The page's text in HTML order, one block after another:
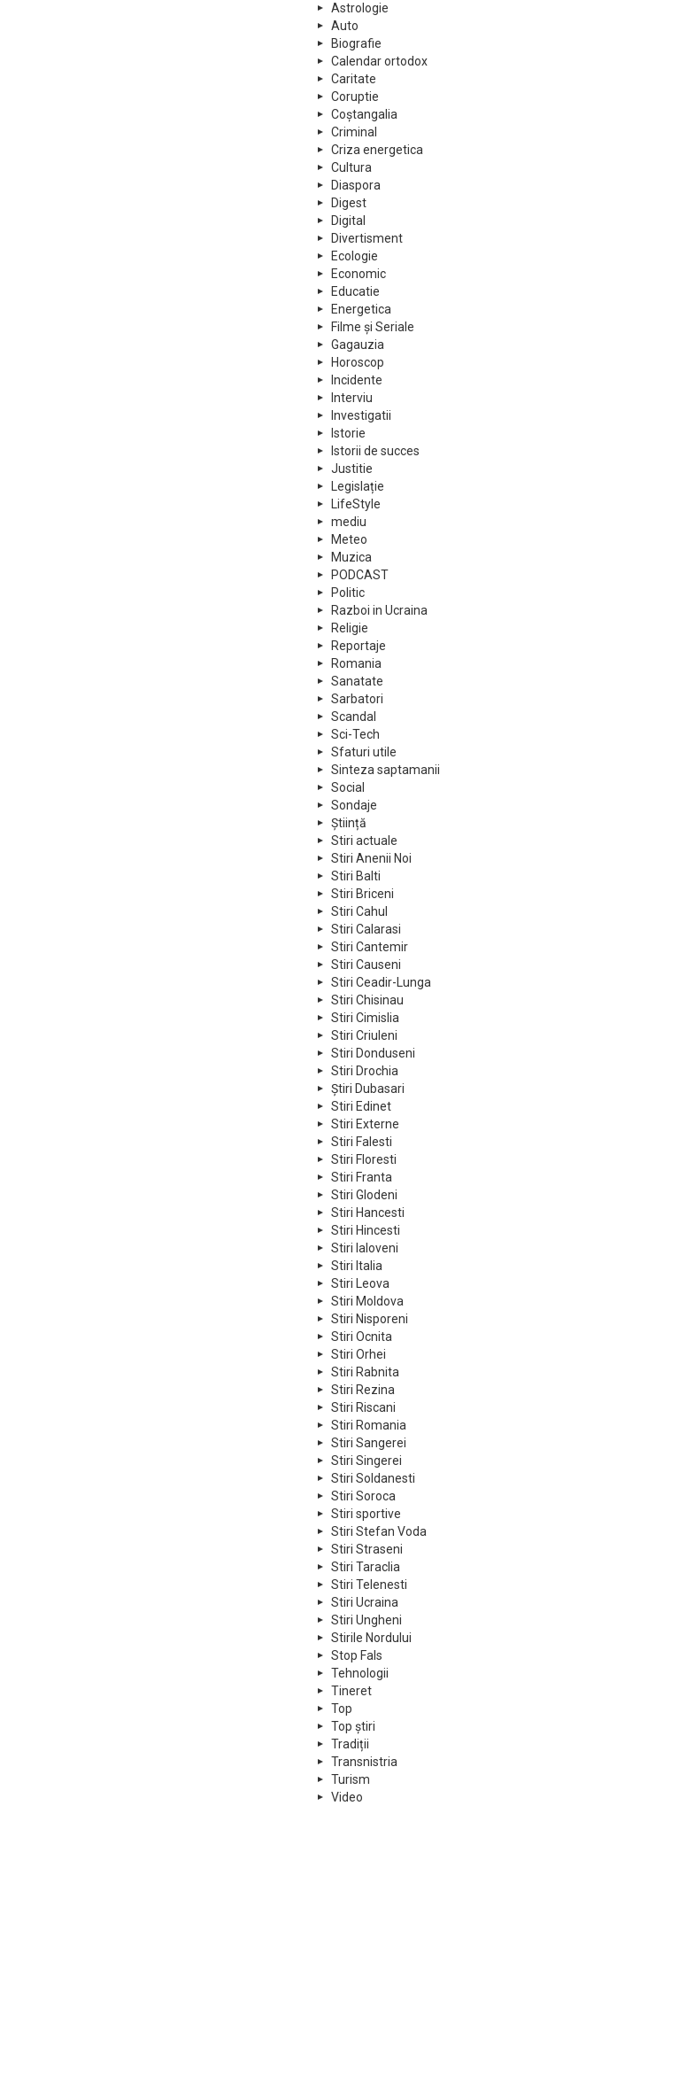
Astrologie
Auto
Biografie
Calendar ortodox
Caritate
Coruptie
Coștangalia
Criminal
Criza energetica
Cultura
Diaspora
Digest
Digital
Divertisment
Ecologie
Economic
Educatie
Energetica
Filme și Seriale
Gagauzia
Horoscop
Incidente
Interviu
Investigatii
Istorie
Istorii de succes
Justitie
Legislație
LifeStyle
mediu
Meteo
Muzica
PODCAST
Politic
Razboi in Ucraina
Religie
Reportaje
Romania
Sanatate
Sarbatori
Scandal
Sci-Tech
Sfaturi utile
Sinteza saptamanii
Social
Sondaje
Știință
Stiri actuale
Stiri Anenii Noi
Stiri Balti
Stiri Briceni
Stiri Cahul
Stiri Calarasi
Stiri Cantemir
Stiri Causeni
Stiri Ceadir-Lunga
Stiri Chisinau
Stiri Cimislia
Stiri Criuleni
Stiri Donduseni
Stiri Drochia
Știri Dubasari
Stiri Edinet
Stiri Externe
Stiri Falesti
Stiri Floresti
Stiri Franta
Stiri Glodeni
Stiri Hancesti
Stiri Hincesti
Stiri Ialoveni
Stiri Italia
Stiri Leova
Stiri Moldova
Stiri Nisporeni
Stiri Ocnita
Stiri Orhei
Stiri Rabnita
Stiri Rezina
Stiri Riscani
Stiri Romania
Stiri Sangerei
Stiri Singerei
Stiri Soldanesti
Stiri Soroca
Stiri sportive
Stiri Stefan Voda
Stiri Straseni
Stiri Taraclia
Stiri Telenesti
Stiri Ucraina
Stiri Ungheni
Stirile Nordului
Stop Fals
Tehnologii
Tineret
Top
Top știri
Tradiții
Transnistria
Turism
Video